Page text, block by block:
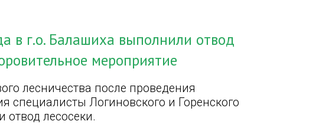
в г.о. Балашиха выполнили отвод
мероприятие
лесничества после проведения
специалисты Логиновского и Горенского
отвод лесосеки.